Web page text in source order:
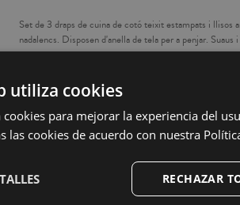
Set de 3 draps de cuina de cotó teixit estampats i llisos
nadalencs. Disposen d'anella de tela per a penjar. Suaus
resistents a rentats. Són la peça imprescindible per la
decoratiu per a casa. Vesteix la teva llar de l'esperit
utiliza cookies
cookies para mejorar la experiencia del
las cookies de acuerdo con nuestra
RECHAZAR